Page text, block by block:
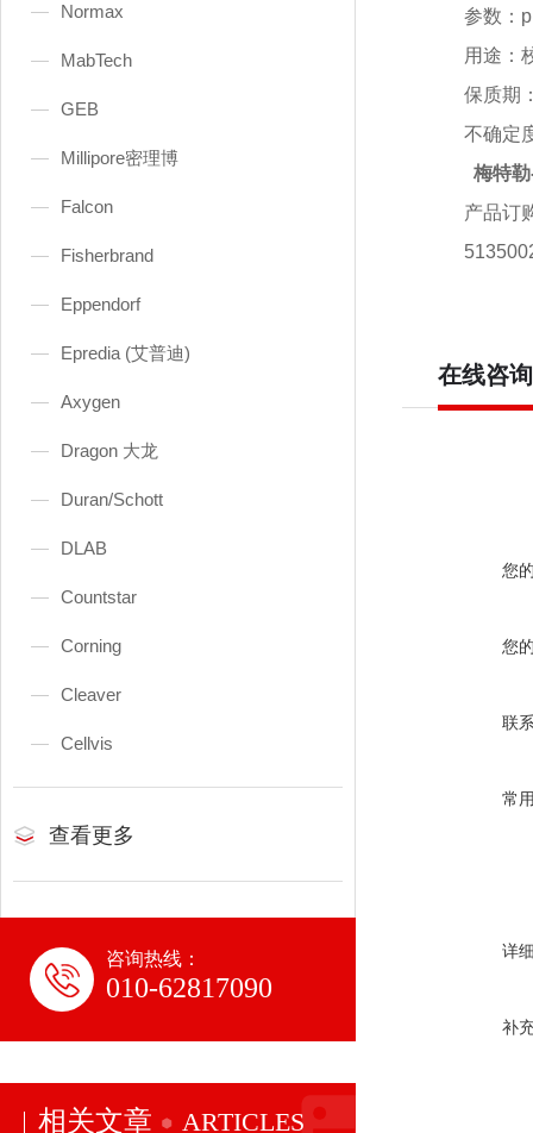
Normax
MabTech
GEB
Millipore密理博
Falcon
Fisherbrand
Eppendorf
Epredia (艾普迪)
Axygen
Dragon 大龙
Duran/Schott
DLAB
Countstar
Corning
Cleaver
Cellvis
查看更多
咨询热线：
010-62817090
相关文章 ARTICLES
参数：
用途：
保质期
不确定
梅特
产品订
在线咨询
您
您
联
常
详
补